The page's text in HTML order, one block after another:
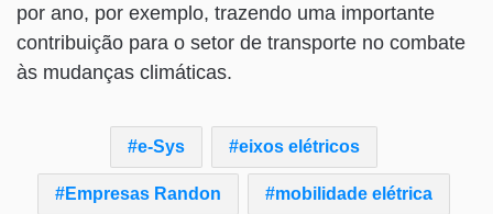
por ano, por exemplo, trazendo uma importante
contribuição para o setor de transporte no combate
às mudanças climáticas.
e-Sys eixos elétricos
Empresas Randon mobilidade elétrica